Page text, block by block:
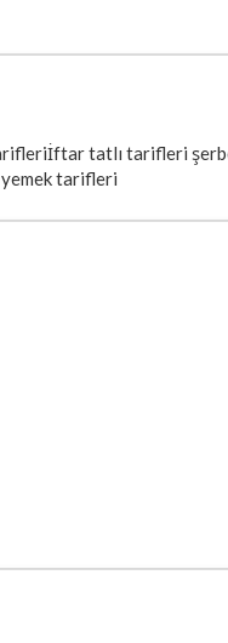
İftar tatlı tarifleri
yemek tarifleri